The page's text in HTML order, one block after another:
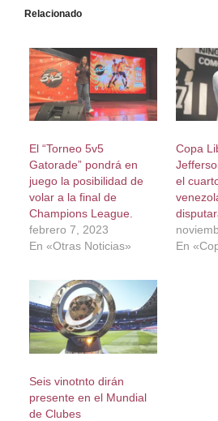
Relacionado
El “Torneo 5v5
Gatorade” pondrá en
juego la posibilidad de
volar a la final de
Champions League.
febrero 7, 2023
En «Otras Noticias»
Copa
el
En
Seis vinotnto dirán
presente en el Mundial
de Clubes